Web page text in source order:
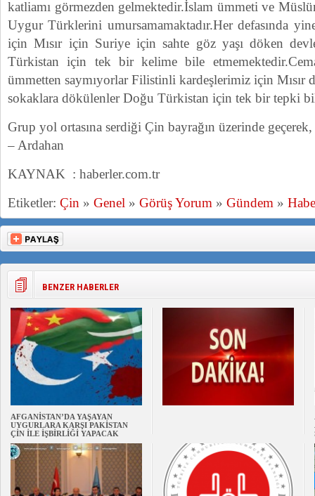
katliamı görmezden gelmektedir.İslam ümmeti ve
Uygur Türklerini umursamamaktadır.Her defasında
için Mısır için Suriye için sahte göz yaşı döken
Türkistan için tek bir kelime bile
ümmetten saymıyorlar Filistinli kardeşlerimiz için Mısır
sokaklara dökülenler Doğu Türkistan için tek bir tepki
Grup yol ortasına serdiği Çin bayrağın üzerinde
– Ardahan
KAYNAK : haberler.com.tr
Etiketler: Çin » Genel » Görüş Yorum » Gündem »
BENZER HABERLER
AFGANİSTAN’DA YAŞAYAN
UYGURLARA KARŞI PAKİSTAN
ÇİN İLE İŞBİRLİĞİ YAPACAK